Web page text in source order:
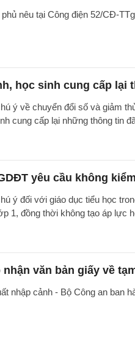
nêu tại Công điện 52/CĐ-
học sinh cung cấp lại
ý về chuyển đổi số và giảm
cung cấp lại những thông tin
yêu cầu không
ý đối với giáo dục tiểu học
1, đồng thời không tạo áp
văn bản giấy về
nhập cảnh - Bộ Công an ban